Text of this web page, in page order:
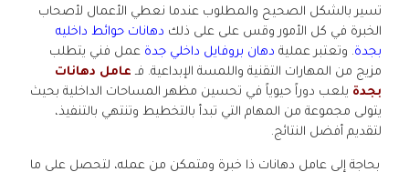
تسير بالشكل الصحيح والمطلوب عندما نعطي الأعمال لأصحاب
الخبرة في كل الأمور وقس على على ذلك دهانات حوائط داخليه
بجدة. وتعتبر عملية دهان بروفايل داخلي جدة عمل فني يتطلب
مزيج من المهارات التقنية واللمسة الإبداعية. فـ عامل دهانات
بجدة يلعب دوراً حيوياً في تحسين مظهر المساحات الداخلية بحيث
يتولى مجموعة من المهام التي تبدأ بالتخطيط وتنتهي بالتنفيذ،
لتقديم أفضل النتائج.
بحاجة إلى عامل دهانات ذا خبرة ومتمكن من عمله، لتحصل على ما